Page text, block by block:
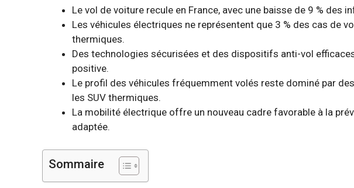
Le vol de voiture recule en France, avec une baisse de 9 % des
Les véhicules électriques ne représentent que 3 % des cas de
thermiques.
Des technologies sécurisées et des dispositifs anti-vol
positive.
Le profil des véhicules fréquemment volés reste dominé par
les SUV thermiques.
La mobilité électrique offre un nouveau cadre favorable à la
adaptée.
Sommaire